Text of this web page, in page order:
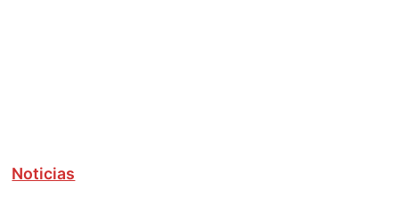
ó
Noticias